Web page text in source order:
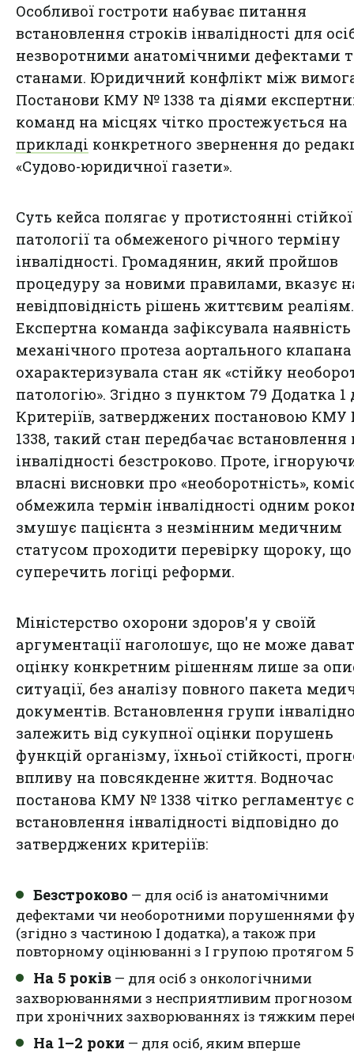
Особливої гостроти набуває питання
встановлення строків інвалідності для
незворотними анатомічними дефектами
станами. Юридичний конфлікт між
Постанови КМУ № 1338 та діями
команд на місцях чітко простежується на
прикладі конкретного звернення до
«Судово-юридичної газети».
Суть кейса полягає у протистоянні стійкої
патології та обмеженого річного терміну
інвалідності. Громадянин, який пройшов
процедуру за новими правилами, вказує
невідповідність рішень життєвим реаліям.
Експертна команда зафіксувала наявність
механічного протеза аортального
охарактеризувала стан як «стійку
патологію». Згідно з пунктом 79 Додатка 1
Критеріїв, затверджених постановою
1338, такий стан передбачає встановлення
інвалідності безстроково. Проте,
власні висновки про «необоротність»,
обмежила термін інвалідності одним
змушує пацієнта з незмінним медичним
статусом проходити перевірку щороку, що
суперечить логіці реформи.
Міністерство охорони здоров'я у своїй
аргументації наголошує, що не може
оцінку конкретним рішенням лише за
ситуації, без аналізу повного пакета
документів. Встановлення групи
залежить від сукупної оцінки порушень
функцій організму, їхньої стійкості,
впливу на повсякденне життя. Водночас
постанова КМУ № 1338 чітко регламентує
встановлення інвалідності відповідно до
затверджених критеріїв:
Безстроково — для осіб із анатомічними
дефектами чи необоротними порушеннями
(згідно з частиною I додатка), а також при
повторному оцінюванні з І групою протягом 5
На 5 років — для осіб з онкологічними
захворюваннями з несприятливим прогнозом
при хронічних захворюваннях із тяжким
На 1–2 роки — для осіб, яким вперше